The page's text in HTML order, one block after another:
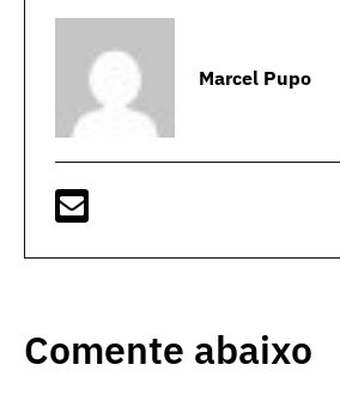
Marcel Pupo
Comente abaixo